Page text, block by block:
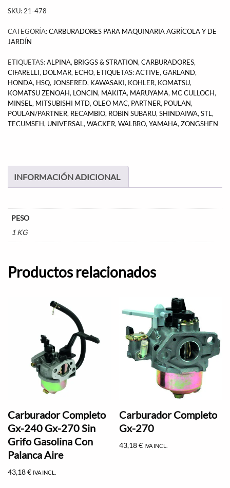
SKU: 21-478
CATEGORÍA:CARBURADORES PARA MAQUINARIA AGRÍCOLA Y DE
JARDÍN
ETIQUETAS:ALPINA, BRIGGS & STRATION, CARBURADORES,
CIFARELLI, DOLMAR, ECHO, ETIQUETAS: ACTIVE, GARLAND,
HONDA, HSQ, JONSERED, KAWASAKI, KOHLER, KOMATSU,
KOMATSU ZENOAH, LONCIN, MAKITA, MARUYAMA, MC CULLOCH,
MINSEL, MITSUBISHI MTD, OLEO MAC, PARTNER, POULAN,
POULAN/PARTNER, RECAMBIO, ROBIN SUBARU, SHINDAIWA, STL,
TECUMSEH, UNIVERSAL, WACKER, WALBRO, YAMAHA, ZONGSHEN
INFORMACIÓN ADICIONAL
PESO
1 KG
Productos relacionados
Carburador Completo
Gx-240 Gx-270 Sin
Grifo Gasolina Con
Palanca Aire
43,18€ IVA INCL.
Carburador Completo
Gx-270
43,18€ IVA INCL.